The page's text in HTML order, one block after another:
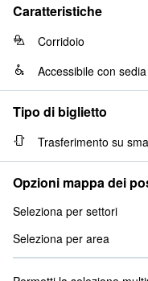
Caratteristiche
Corridoio
Accessibile con
Tipo di biglietto
Trasferimento su
Opzioni mappa dei
Seleziona per settori
Seleziona per area